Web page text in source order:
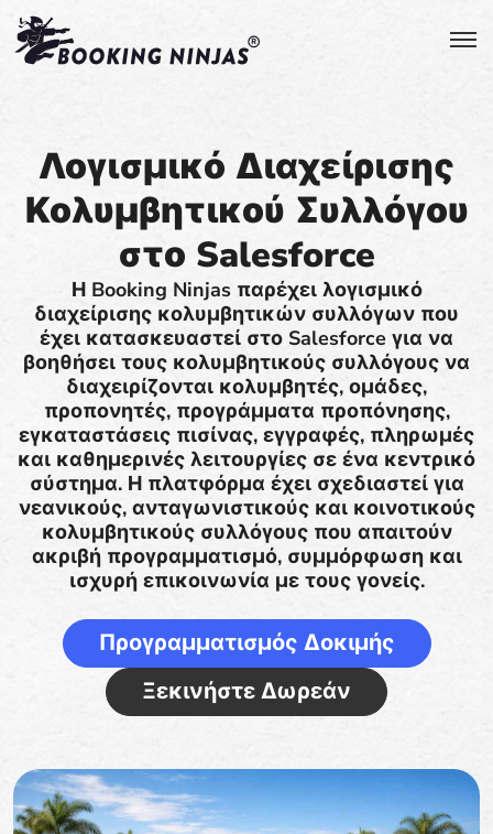
Λογισμικό Διαχείρισης
Κολυμβητικού Συλλόγου
στο Salesforce
Η Booking Ninjas παρέχει λογισμικό
διαχείρισης κολυμβητικών συλλόγων που
έχει κατασκευαστεί στο Salesforce για να
βοηθήσει τους κολυμβητικούς συλλόγους να
διαχειρίζονται κολυμβητές, ομάδες,
προπονητές, προγράμματα προπόνησης,
εγκαταστάσεις πισίνας, εγγραφές, πληρωμές
και καθημερινές λειτουργίες σε ένα κεντρικό
σύστημα. Η πλατφόρμα έχει σχεδιαστεί για
νεανικούς, ανταγωνιστικούς και κοινοτικούς
κολυμβητικούς συλλόγους που απαιτούν
ακριβή προγραμματισμό, συμμόρφωση και
ισχυρή επικοινωνία με τους γονείς.
Προγραμματισμός Δοκιμής
Ξεκινήστε Δωρεάν